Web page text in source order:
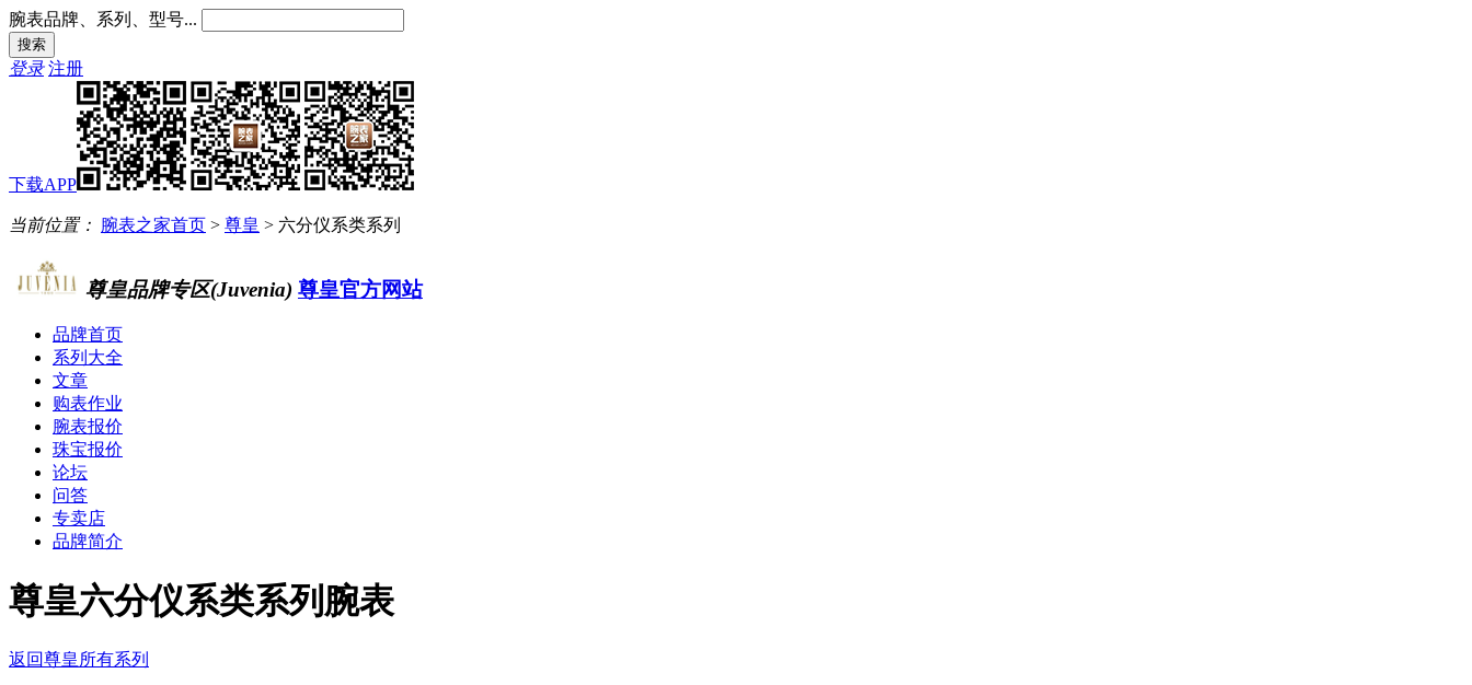
腕表品牌、系列、型号...
登录 注册
下载APP
当前位置： 腕表之家首页 > 尊皇 > 六分仪系类系列
尊皇品牌专区(Juvenia) 尊皇官方网站
品牌首页
系列大全
文章
购表作业
腕表报价
珠宝报价
论坛
问答
专卖店
品牌简介
尊皇六分仪系类系列腕表
返回尊皇所有系列